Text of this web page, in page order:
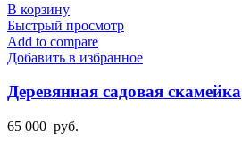
В корзину
Быстрый просмотр
Add to compare
Добавить в избранное
Деревянная садовая скамейка
65 000 руб.